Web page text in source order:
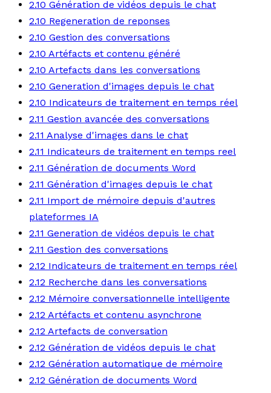
2.10 Génération de vidéos depuis le chat
2.10 Regeneration de reponses
2.10 Gestion des conversations
2.10 Artéfacts et contenu généré
2.10 Artefacts dans les conversations
2.10 Generation d'images depuis le chat
2.10 Indicateurs de traitement en temps réel
2.11 Gestion avancée des conversations
2.11 Analyse d'images dans le chat
2.11 Indicateurs de traitement en temps reel
2.11 Génération de documents Word
2.11 Génération d'images depuis le chat
2.11 Import de mémoire depuis d'autres
plateformes IA
2.11 Generation de vidéos depuis le chat
2.11 Gestion des conversations
2.12 Indicateurs de traitement en temps réel
2.12 Recherche dans les conversations
2.12 Mémoire conversationnelle intelligente
2.12 Artéfacts et contenu asynchrone
2.12 Artefacts de conversation
2.12 Génération de vidéos depuis le chat
2.12 Génération automatique de mémoire
2.12 Génération de documents Word